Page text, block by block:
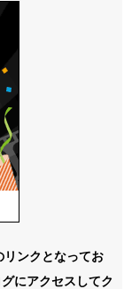
リンクとなってお
にアクセスしてク